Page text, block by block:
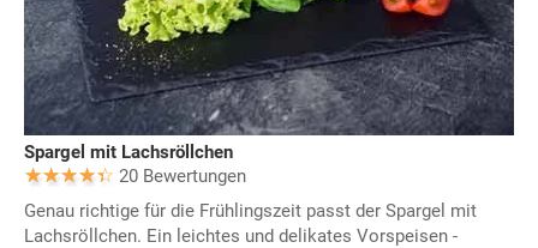
Spargel mit Lachsröllchen
20 Bewertungen
Genau richtige für die Frühlingszeit passt der Spargel mit
Lachsröllchen. Ein leichtes und delikates Vorspeisen -